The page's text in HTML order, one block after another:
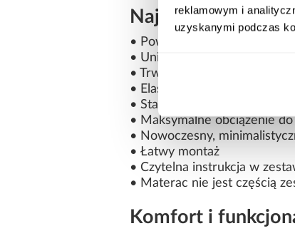
reklamowym i
uzyskanymi podczas
Najważniejsze
• Powierzchnia spania 200 x
• Uniwersalny biały kolor
• Trwała płyta meblowa
• Elastyczny stelaż brzozowy
• Stabilna konstrukcja
• Maksymalne obciążenie
• Nowoczesny,
• Łatwy montaż
• Czytelna instrukcja w
• Materac nie jest częścią
Komfort i